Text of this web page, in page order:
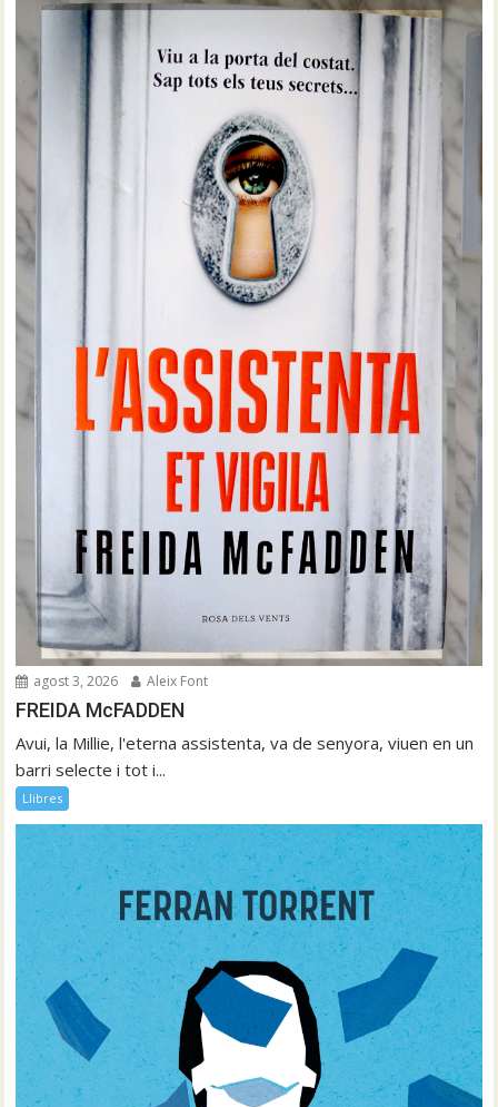
agost 3, 2026 Aleix Font
FREIDA McFADDEN
Avui, la Millie, l'eterna assistenta, va de senyora, viuen en un
barri selecte i tot i...
Llibres